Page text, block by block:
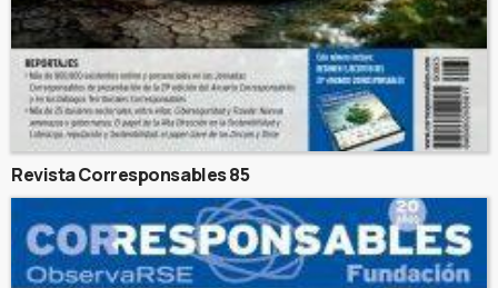
Revista Corresponsables 85